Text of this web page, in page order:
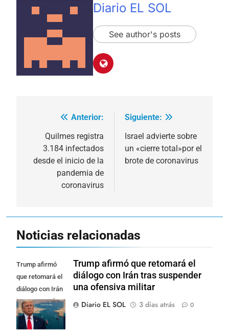
Diario EL SOL
See author's posts
Navegación
entradas
Anterior:
Quilmes registra
3.184 infectados
desde el inicio de la
pandemia de
coronavirus
Siguiente:
Israel advierte sobre
un «cierre total»por el
brote de coronavirus
Noticias relacionadas
Trump afirmó
que retomará el
diálogo con Irán
tras suspender
una ofensiva
militar
Trump afirmó que retomará el
diálogo con Irán tras suspender
una ofensiva militar
Diario EL SOL
3 días atrás 0